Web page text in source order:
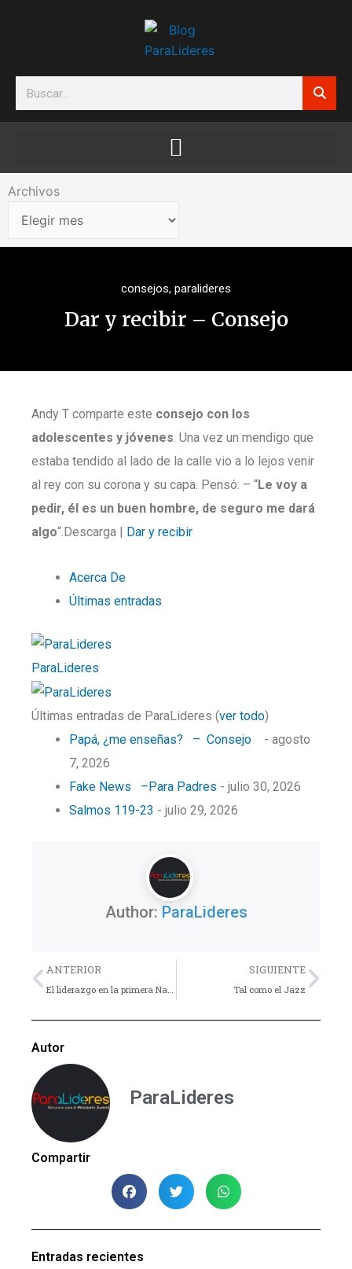
Search
Archivos
Archivos
consejos, paralideres
Dar y recibir – Consejo
Andy T comparte este consejo con los
adolescentes y jóvenes. Una vez un mendigo que
estaba tendido al lado de la calle vio a lo lejos venir
al rey con su corona y su capa. Pensó: – “Le voy a
pedir, él es un buen hombre, de seguro me dará
algo“.Descarga | Dar y recibir
Acerca De
Últimas entradas
ParaLideres
Últimas entradas de ParaLideres (ver todo)
Papá, ¿me enseñas? – Consejo
- agosto
7, 2026
Fake News –Para Padres - julio 30, 2026
Salmos 119-23 - julio 29, 2026
Author: ParaLideres
Previo
ANTERIOR SIGUIENTE
Tal como el Jazz
Autor
ParaLideres
Compartir
Entradas recientes